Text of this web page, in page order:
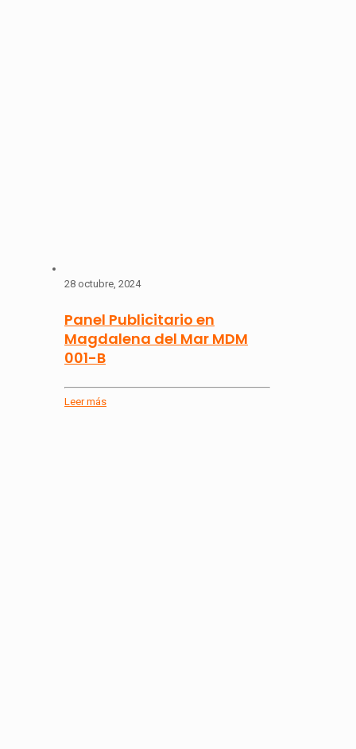
28 octubre, 2024
Panel Publicitario en
Magdalena del Mar MDM
001-B
Leer más